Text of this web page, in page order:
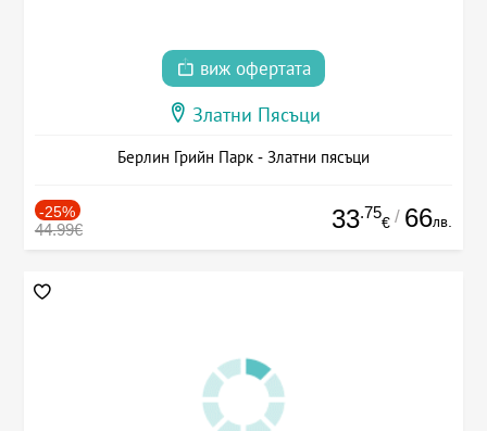
виж офертата
Златни Пясъци
Берлин Грийн Парк - Златни пясъци
-25%
44.99€ 33.75
€ / 66лв.